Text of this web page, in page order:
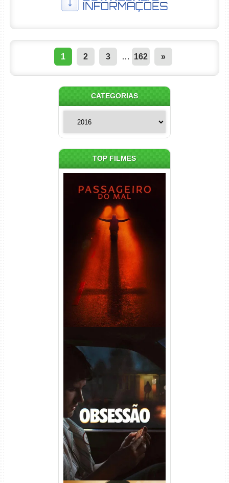
1 2 3 … 162 »
CATEGORIAS
TOP FILMES
Passageiro do Mal Torrent
(2026) WEB-DL 1080p Dual
Áudio
Obsessão Torrent (2026)
WEB-DL 1080p/4K Dual
Áudio